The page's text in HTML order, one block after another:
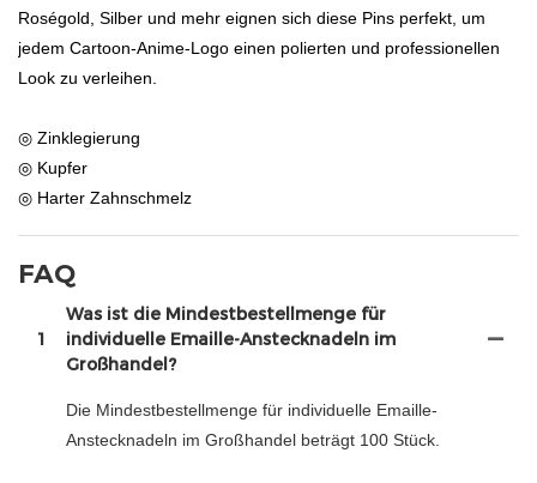
Roségold, Silber und mehr eignen sich diese Pins perfekt, um
jedem Cartoon-Anime-Logo einen polierten und professionellen
Look zu verleihen.
◎ Zinklegierung
◎ Kupfer
◎ Harter Zahnschmelz
FAQ
1
Was ist die Mindestbestellmenge für
individuelle Emaille-Anstecknadeln im
Großhandel?
Die Mindestbestellmenge für individuelle Emaille-
Anstecknadeln im Großhandel beträgt 100 Stück.